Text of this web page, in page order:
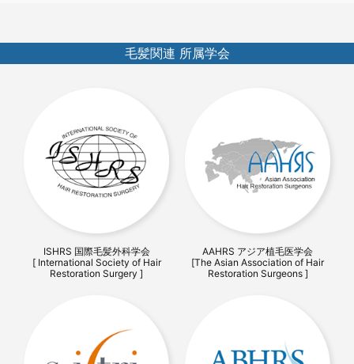
毛髪関連 所属学会
ISHRS 国際毛髪外科学会
[ International Society of Hair
Restoration Surgery ]
AAHRS アジア植毛医学会
[The Asian Association of Hair
Restoration Surgeons ]